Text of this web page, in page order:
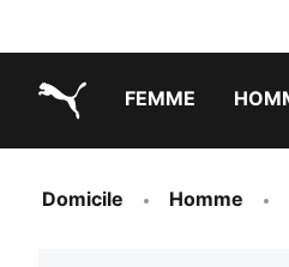
FEMME
Domicile Homme